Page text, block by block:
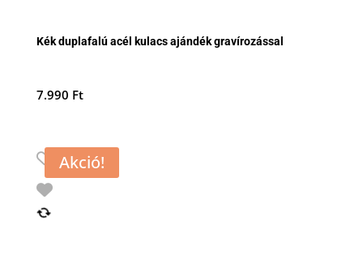
Kék duplafalú acél kulacs ajándék gravírozással
7.990 Ft
Akció!